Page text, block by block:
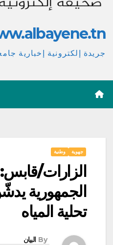
جريدة إلكترونية إخبارية
جهوية وطنية
الزارات/
الجمهورية
تحلية المياه
By البيان